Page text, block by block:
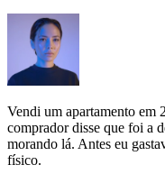
Vendi um apartamento em
comprador disse que foi a
morando lá. Antes eu
físico.